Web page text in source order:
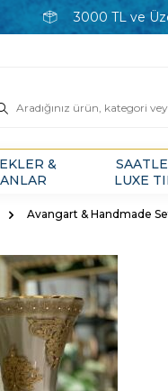
3000 TL ve
&
LUXE
Avangart & Handmade